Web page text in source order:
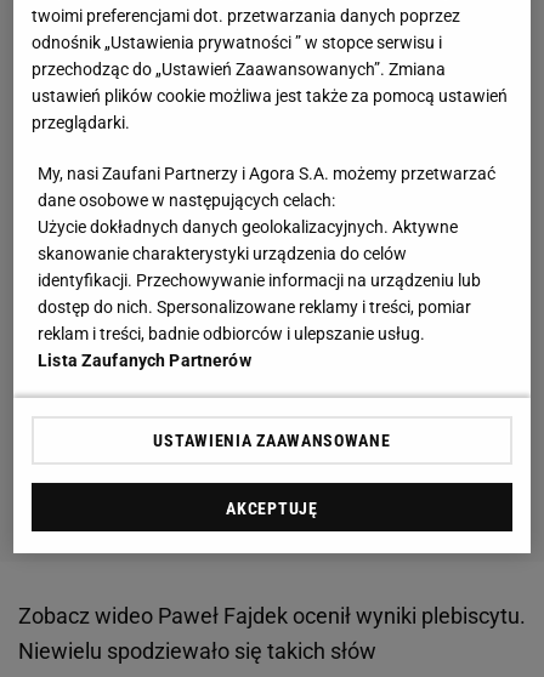
Zobacz wideo Paweł Fajdek ocenił wyniki plebiscytu.
Niewielu spodziewało się takich słów
twoimi preferencjami dot. przetwarzania danych poprzez
odnośnik „Ustawienia prywatności ” w stopce serwisu i
przechodząc do „Ustawień Zaawansowanych”. Zmiana
ustawień plików cookie możliwa jest także za pomocą ustawień
przeglądarki.
My, nasi Zaufani Partnerzy i Agora S.A. możemy przetwarzać
dane osobowe w następujących celach:
Użycie dokładnych danych geolokalizacyjnych. Aktywne
skanowanie charakterystyki urządzenia do celów
identyfikacji. Przechowywanie informacji na urządzeniu lub
dostęp do nich. Spersonalizowane reklamy i treści, pomiar
reklam i treści, badnie odbiorców i ulepszanie usług.
Lista Zaufanych Partnerów
USTAWIENIA ZAAWANSOWANE
AKCEPTUJĘ